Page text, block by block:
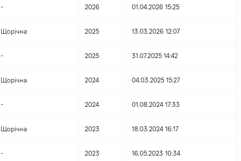
- 2026 01.04.2026 15:25
Щорічна 2025 13.03.2026 12:07
- 2025 31.07.2025 14:42
Щорічна 2024 04.03.2025 15:27
- 2024 01.08.2024 17:33
Щорічна 2023 18.03.2024 16:17
- 2023 16.05.2023 10:34